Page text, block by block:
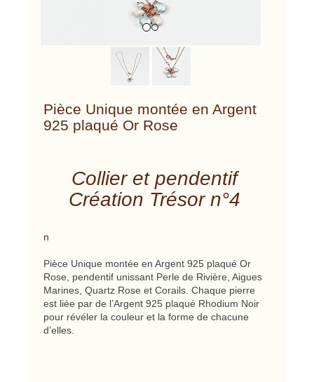
Pièce Unique montée en Argent
925 plaqué Or Rose
Collier et pendentif
Création Trésor n°4
n
Pièce Unique montée en Argent 925 plaqué Or
Rose, pendentif unissant Perle de Rivière, Aigues
Marines, Quartz Rose et Corails. Chaque pierre
est liée par de l’Argent 925 plaqué Rhodium Noir
pour révéler la couleur et la forme de chacune
d’elles.